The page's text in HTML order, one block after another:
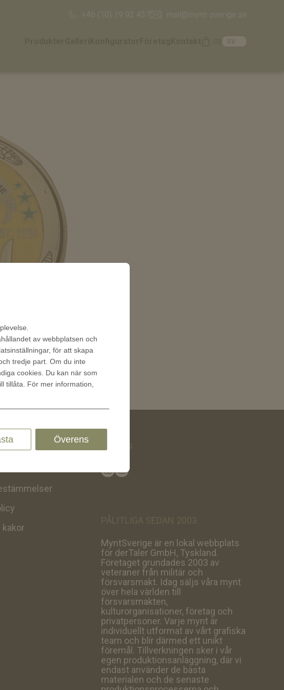
MyntSverige är en lokal webbplats
för derTaler GmbH, Tyskland.
Företaget grundades 2003 av
veteraner från militär och
försvarsmakt. Idag säljs våra mynt
över hela världen till
försvarsmakten,
kulturorganisationer, företag och
privatpersoner. Varje mynt är
individuellt utformat av vårt grafiska
team och blir därmed ett unikt
föremål. Tillverkningen sker i vår
egen produktionsanläggning, där vi
endast använder de bästa
materialen och de senaste
av webbplatsen och
för att skapa
tredje part. Om du inte
cookies. Du kan när som
tillåta. För mer information,
Överens